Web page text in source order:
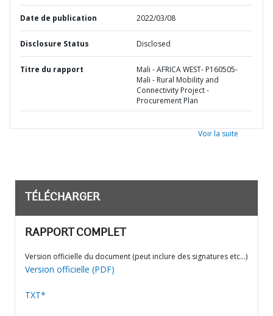
Date de publication 2022/03/08
Disclosure Status Disclosed
Titre du rapport
Mali - AFRICA WEST- P160505-
Mali - Rural Mobility and
Connectivity Project -
Procurement Plan
Voir la suite
TÉLÉCHARGER
RAPPORT COMPLET
Version officielle du document (peut inclure des signatures etc…)
Version officielle (PDF)
TXT*